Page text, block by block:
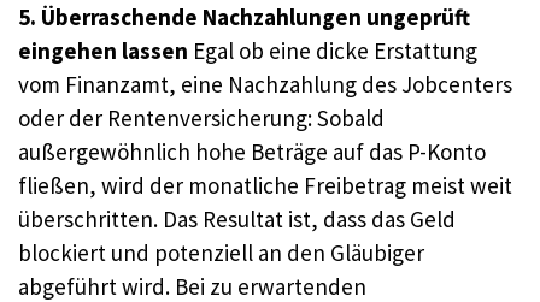
5. Überraschende Nachzahlungen ungeprüft
eingehen lassen Egal ob eine dicke Erstattung
vom Finanzamt, eine Nachzahlung des Jobcenters
oder der Rentenversicherung: Sobald
außergewöhnlich hohe Beträge auf das P-Konto
fließen, wird der monatliche Freibetrag meist weit
überschritten. Das Resultat ist, dass das Geld
blockiert und potenziell an den Gläubiger
abgeführt wird. Bei zu erwartenden